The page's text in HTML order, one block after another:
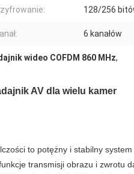
128/256
6 kanałów
wideo COFDM 860 MHz,
AV dla wielu kamer
to potężny i stabilny
transmisji obrazu i zwrotu